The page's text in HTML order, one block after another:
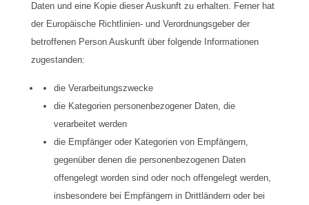
Daten und eine Kopie dieser Auskunft zu erhalten. Ferner hat
der Europäische Richtlinien- und Verordnungsgeber der
betroffenen Person Auskunft über folgende Informationen
zugestanden:
die Verarbeitungszwecke
die Kategorien personenbezogener Daten, die
verarbeitet werden
die Empfänger oder Kategorien von Empfängern,
gegenüber denen die personenbezogenen Daten
offengelegt worden sind oder noch offengelegt werden,
insbesondere bei Empfängern in Drittländern oder bei